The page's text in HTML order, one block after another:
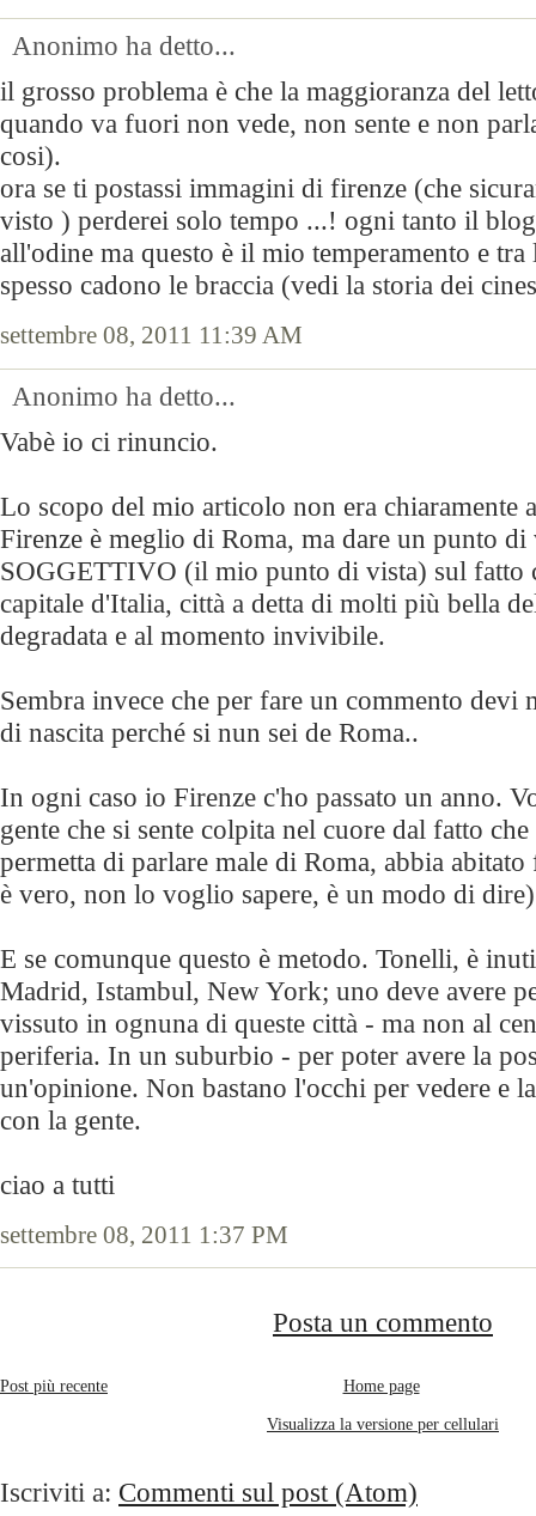
Anonimo ha detto...
il grosso problema è che la maggioranza del
quando va fuori non vede, non sente e non
cosi).
ora se ti postassi immagini di firenze (che
visto ) perderei solo tempo ...! ogni tanto il
all'odine ma questo è il mio temperamento e
spesso cadono le braccia (vedi la storia dei
settembre 08, 2011 11:39 AM
Anonimo ha detto...
Vabè io ci rinuncio.
Lo scopo del mio articolo non era chiaramente
Firenze è meglio di Roma, ma dare un punto di
SOGGETTIVO (il mio punto di vista) sul fatto
capitale d'Italia, città a detta di molti più bella
degradata e al momento invivibile.
Sembra invece che per fare un commento devi
di nascita perché si nun sei de Roma..
In ogni caso io Firenze c'ho passato un anno.
gente che si sente colpita nel cuore dal fatto
permetta di parlare male di Roma, abbia
è vero, non lo voglio sapere, è un modo di
E se comunque questo è metodo. Tonelli, è
Madrid, Istambul, New York; uno deve avere
vissuto in ognuna di queste città - ma non al
periferia. In un suburbio - per poter avere la
un'opinione. Non bastano l'occhi per vedere e
con la gente.
ciao a tutti
settembre 08, 2011 1:37 PM
Posta un commento
Post più recente
Home page
Visualizza la versione per cellulari
Iscriviti a: Commenti sul post (Atom)